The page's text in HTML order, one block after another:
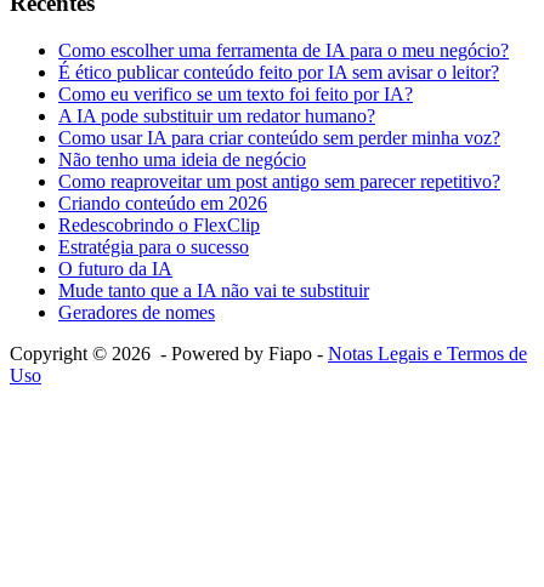
Como escolher uma ferramenta de IA para o meu negócio?
É ético publicar conteúdo feito por IA sem avisar o leitor?
Como eu verifico se um texto foi feito por IA?
A IA pode substituir um redator humano?
Como usar IA para criar conteúdo sem perder minha voz?
Não tenho uma ideia de negócio
Como reaproveitar um post antigo sem parecer repetitivo?
Criando conteúdo em 2026
Redescobrindo o FlexClip
Estratégia para o sucesso
O futuro da IA
Mude tanto que a IA não vai te substituir
Geradores de nomes
Copyright © 2026 - Powered by Fiapo - Notas Legais e Termos de
Uso